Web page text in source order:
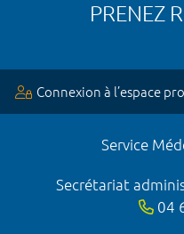
PRENEZ
Connexion à l’espace
Service
Secrétariat
04